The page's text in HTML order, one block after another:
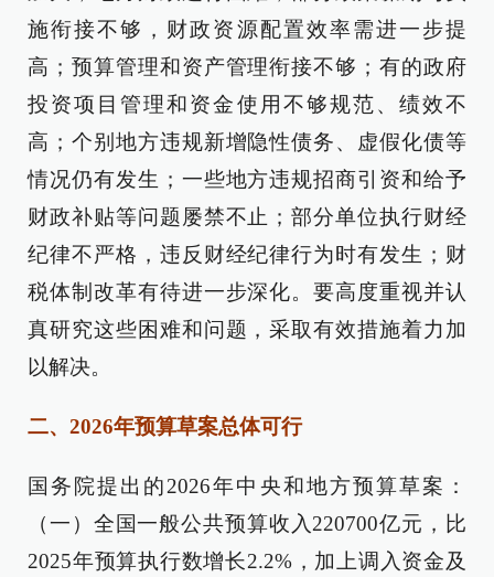
施衔接不够，财政资源配置效率需进一步提
高；预算管理和资产管理衔接不够；有的政府
投资项目管理和资金使用不够规范、绩效不
高；个别地方违规新增隐性债务、虚假化债等
情况仍有发生；一些地方违规招商引资和给予
财政补贴等问题屡禁不止；部分单位执行财经
纪律不严格，违反财经纪律行为时有发生；财
税体制改革有待进一步深化。要高度重视并认
真研究这些困难和问题，采取有效措施着力加
以解决。
二、2026年预算草案总体可行
国务院提出的2026年中央和地方预算草案：
（一）全国一般公共预算收入220700亿元，比
2025年预算执行数增长2.2%，加上调入资金及